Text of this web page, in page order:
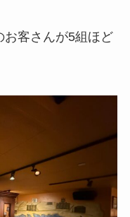
お客さんが5組ほど